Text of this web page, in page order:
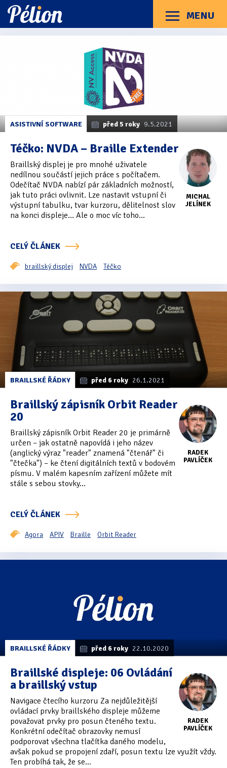
Přejít
na
štítky
Přejít
na
kategorie
Přejít
na
obsah
MENU
Menu
Braillské řádky(31)
Lupy (8)
Mobilní zařízení(85)
Počítače a notebooky(66)
Zápisníky(7)
Oficiální materiály
Pozvánky & oznámení (67)
Pracuji sluchem(564)
Pracuji sluchem a hmatem(566)
Pracuji zrakem(456)
Pracuji zrakem a sluchem(515)
Služby(115)
Software(503)
Běžný software(284)
Tipy & triky (17)
řádky
ASISTIVNÍ SOFTWARE před 5 roky 9.5.2021
MICHAL
JELÍNEK
Téčko: NVDA – Braille Extender
Braillský displej je pro mnohé uživatele
nedílnou součástí jejich práce s počítačem.
Odečítač NVDA nabízí pár základních možností,
jak tuto práci ovlivnit. Lze nastavit vstupní či
výstupní tabulku, tvar kurzoru, dělitelnost slov
na konci displeje… Ale o moc víc toho...
CELÝ ČLÁNEK
braillský displej NVDA Téčko
BRAILLSKÉ ŘÁDKY před 6 roky 26.1.2021
RADEK
PAVLÍČEK
Braillský zápisník Orbit Reader
20
Braillský zápisník Orbit Reader 20 je primárně
určen – jak ostatně napovídá i jeho název
(anglický výraz "reader" znamená "čtenář" či
"čtečka") – ke čtení digitálních textů v bodovém
písmu. V malém kapesním zařízení můžete mít
stále s sebou stovky...
CELÝ ČLÁNEK
Agora APIV Braille Orbit Reader
BRAILLSKÉ ŘÁDKY před 6 roky 22.10.2020
RADEK
PAVLÍČEK
Braillské displeje: 06 Ovládání
a braillský vstup
Navigace čtecího kurzoru Za nejdůležitější
ovládací prvky braillského displeje můžeme
považovat prvky pro posun čteného textu.
Konkrétní odečítač obrazovky nemusí
podporovat všechna tlačítka daného modelu,
avšak pokud se propojení zdaří, posun textu lze využít vždy.
Ten probíhá tak, že se...